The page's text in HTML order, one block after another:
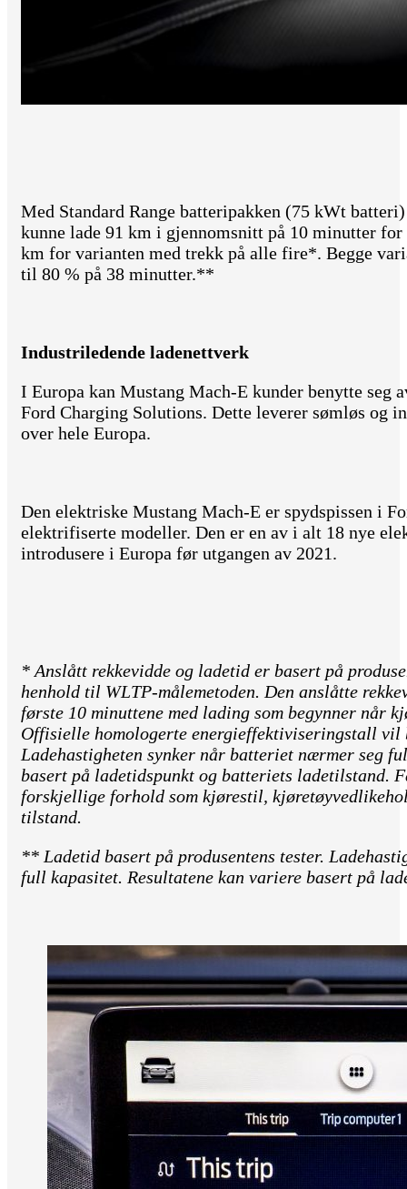
Med Standard Range batteripakken (75 kWt
kunne lade 91 km i gjennomsnitt på 10 minutter
km for varianten med trekk på alle fire*. Begge
til 80 % på 38 minutter.**
Industriledende ladenettverk
I Europa kan Mustang Mach-E kunder benytte seg
Ford Charging Solutions. Dette leverer sømløs og
over hele Europa.
Den elektriske Mustang Mach-E er spydspissen i
elektrifiserte modeller. Den er en av i alt 18 nye
introdusere i Europa før utgangen av 2021.
* Anslått rekkevidde og ladetid er basert på
henhold til WLTP-målemetoden. Den anslåtte
første 10 minuttene med lading som begynner når
Offisielle homologerte energieffektiviseringstall
Ladehastigheten synker når batteriet nærmer seg
basert på ladetidspunkt og batteriets ladetilstand.
forskjellige forhold som kjørestil,
tilstand.
** Ladetid basert på produsentens tester.
full kapasitet. Resultatene kan variere basert på